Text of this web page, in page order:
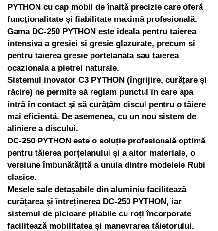
PYTHON cu cap mobil de înaltă precizie care oferă
funcționalitate și fiabilitate maximă profesională.
Gama DC-250 PYTHON este ideala pentru taierea
intensiva a gresiei si gresie glazurate, precum si
pentru taierea gresie portelanata sau taierea
ocazionala a pietrei naturale.
Sistemul inovator C3 PYTHON (îngrijire, curățare și
răcire) ne permite să reglam punctul în care apa
intră în contact și să curățăm discul pentru o tăiere
mai eficientă. De asemenea, cu un nou sistem de
aliniere a discului.
DC-250 PYTHON este o soluție profesională optimă
pentru tăierea porțelanului și a altor materiale, o
versiune îmbunătățită a unuia dintre modelele Rubi
clasice.
Mesele sale detașabile din aluminiu facilitează
curățarea și întreținerea DC-250 PYTHON, iar
sistemul de picioare pliabile cu roți încorporate
facilitează mobilitatea și manevrarea tăietorului.